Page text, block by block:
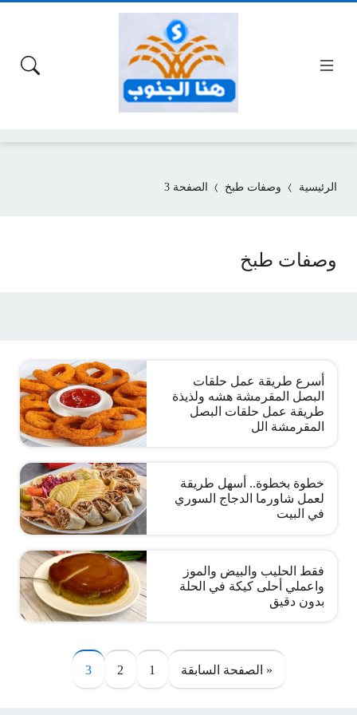
الرئيسية وصفات طبخ الصفحة 3
وصفات طبخ
أسرع طريقة عمل حلقات
البصل المقرمشة هشه ولذيذة
طريقة عمل حلقات البصل
المقرمشة الل
خطوة بخطوة.. أسهل طريقة
لعمل شاورما الدجاج السوري
في البيت
فقط الحليب والبيض والموز
واعملي أحلى كيكة في الحلة
بدون دقيق
« الصفحة السابقة 1
2
3